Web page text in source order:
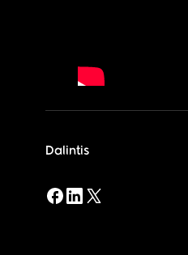
Dalintis